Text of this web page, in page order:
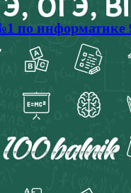
по информатике